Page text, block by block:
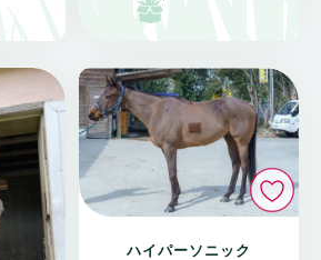
い
ハイパーソニック